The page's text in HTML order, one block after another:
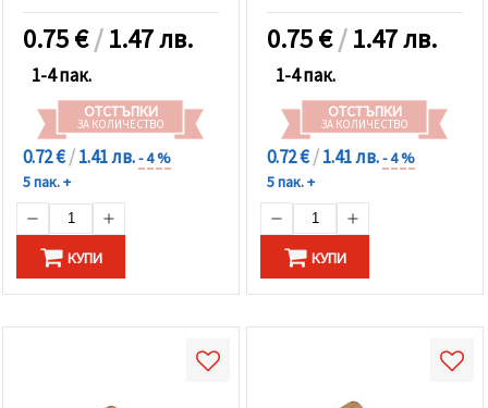
0.75€/1.47 лв.
1-4 пак.
ОТСТЪПКИ
ЗА КОЛИЧЕСТВО
0.72 €/1.41 лв.- 4 %
5 пак. +
КУПИ
0.75€/1.47 лв.
1-4 пак.
ОТСТЪПКИ
ЗА КОЛИЧЕСТВО
0.72 €/1.41 лв.- 4 %
5 пак. +
КУПИ